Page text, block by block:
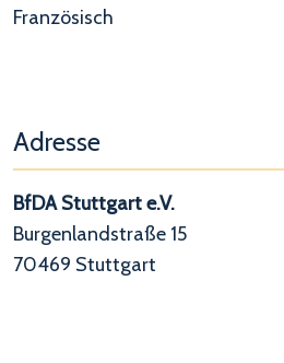
Französisch
Adresse
BfDA Stuttgart e.V.
Burgenlandstraße 15
70469 Stuttgart